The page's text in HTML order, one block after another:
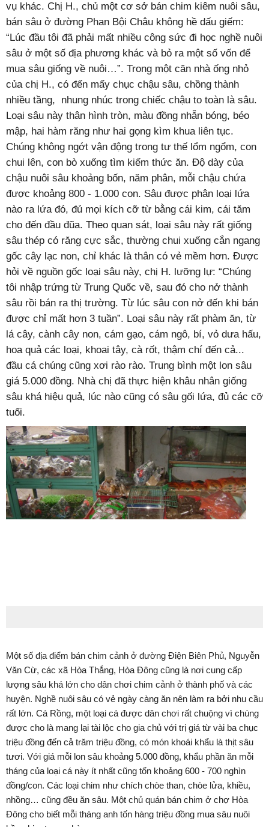
vụ khác. Chị H., chủ một cơ sở bán chim kiêm nuôi sâu,
bán sâu ở đường Phan Bội Châu không hề dấu giếm:
“Lúc đầu tôi đã phải mất nhiều công sức đi học nghề nuôi
sâu ở một số địa phương khác và bỏ ra một số vốn để
mua sâu giống về nuôi…”. Trong một căn nhà ống nhỏ
của chị H., có đến mấy chục chậu sâu, chồng thành
nhiều tầng, nhung nhúc trong chiếc chậu to toàn là sâu.
Loại sâu này thân hình tròn, màu đồng nhẵn bóng, béo
mập, hai hàm răng như hai gọng kìm khua liên tục.
Chúng không ngớt vận động trong tư thế lổm ngổm, con
chui lên, con bò xuống tìm kiếm thức ăn. Độ dày của
chậu nuôi sâu khoảng bốn, năm phân, mỗi chậu chứa
được khoảng 800 - 1.000 con. Sâu được phân loại lứa
nào ra lứa đó, đủ mọi kích cỡ từ bằng cái kim, cái tăm
cho đến đầu đũa. Theo quan sát, loại sâu này rất giống
sâu thép có răng cực sắc, thường chui xuống cắn ngang
gốc cây lạc non, chỉ khác là thân có vẻ mềm hơn. Được
hỏi về nguồn gốc loại sâu này, chị H. lưỡng lự: “Chúng
tôi nhập trứng từ Trung Quốc về, sau đó cho nở thành
sâu rồi bán ra thị trường. Từ lúc sâu con nở đến khi bán
được chỉ mất hơn 3 tuần”. Loại sâu này rất phàm ăn, từ
lá cây, cành cây non, cám gạo, cám ngô, bí, vỏ dưa hấu,
hoa quả các loại, khoai tây, cà rốt, thậm chí đến cả...
đầu cá chúng cũng xơi rào rào. Trung bình một lon sâu
giá 5.000 đồng. Nhà chị đã thực hiện khâu nhân giống
sâu khá hiệu quả, lúc nào cũng có sâu gối lứa, đủ các cỡ
tuổi.
Một số địa điểm bán chim cảnh ở đường Điện Biên Phủ, Nguyễn
Văn Cừ, các xã Hòa Thắng, Hòa Đông cũng là nơi cung cấp
lượng sâu khá lớn cho dân chơi chim cảnh ở thành phố và các
huyện. Nghề nuôi sâu có vẻ ngày càng ăn nên làm ra bởi nhu cầu
rất lớn. Cá Rồng, một loại cá được dân chơi rất chuộng vì chúng
được cho là mang lại tài lộc cho gia chủ với trị giá từ vài ba chục
triệu đồng đến cả trăm triệu đồng, có món khoái khẩu là thịt sâu
tươi. Với giá mỗi lon sâu khoảng 5.000 đồng, khẩu phần ăn mỗi
tháng của loại cá này ít nhất cũng tốn khoảng 600 - 700 nghìn
đồng/con. Các loại chim như chích chòe than, chòe lửa, khiều,
nhồng… cũng đều ăn sâu. Một chủ quán bán chim ở chợ Hòa
Đông cho biết mỗi tháng anh tốn hàng triệu đồng mua sâu nuôi